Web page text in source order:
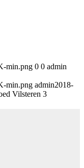
min.png 0 0 admin
min.png admin2018-
Vilsteren 3